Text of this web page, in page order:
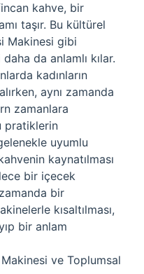
kahve, bir
taşır. Bu kültürel
Makinesi gibi
da anlamlı kılar.
kadınların
aynı zamanda
zamanlara
pratiklerin
uyumlu
kaynatılması
bir içecek
bir
kısaltılması,
bir anlam
ve Toplumsal